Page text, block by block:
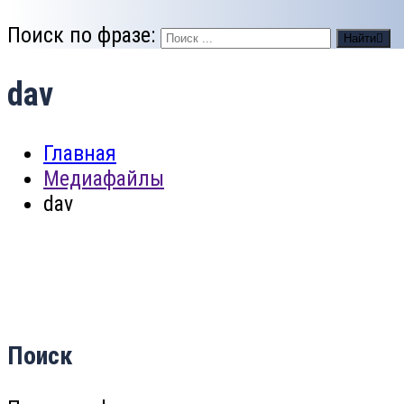
Поиск по фразе: Найти
dav
Главная
Медиафайлы
dav
Поиск